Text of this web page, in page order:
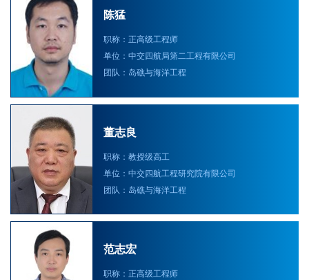
陈猛
职称：正高级工程师
单位：中交四航局第二工程有限公司
团队：岛礁与海洋工程
董志良
职称：教授级高工
单位：中交四航工程研究院有限公司
团队：岛礁与海洋工程
范志宏
职称：正高级工程师